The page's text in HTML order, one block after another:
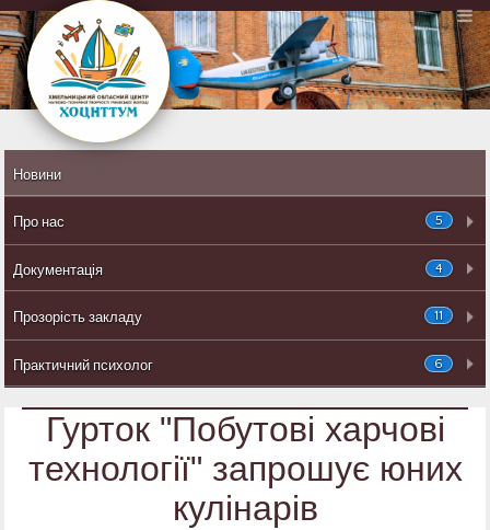
Новини
5
Про нас
4
Документація
11
Прозорість закладу
6
Практичний психолог
Гурток "Побутові харчові
технології" запрошує юних
кулінарів